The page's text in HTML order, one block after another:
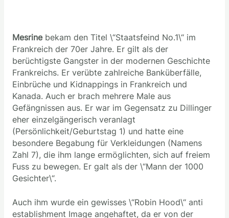
Mesrinebekam den Titel \“Staatsfeind No.1\“ im
Frankreich der 70er Jahre. Er gilt als der
berüchtigste Gangster in der modernen Geschichte
Frankreichs. Er verübte zahlreiche Banküberfälle,
Einbrüche und Kidnappings in Frankreich und
Kanada. Auch er brach mehrere Male aus
Gefängnissen aus. Er war im Gegensatz zu Dillinger
eher einzelgängerisch veranlagt
(Persönlichkeit/Geburtstag 1) und hatte eine
besondere Begabung für Verkleidungen (Namens
Zahl 7), die ihm lange ermöglichten, sich auf freiem
Fuss zu bewegen. Er galt als der \“Mann der 1000
Gesichter\“.
Auch ihm wurde ein gewisses \“Robin Hood\“ anti
establishment Image angehaftet, da er von der